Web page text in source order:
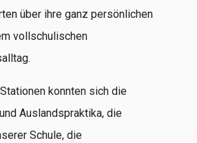
über ihre ganz persönlichen
vollschulischen
konnten sich die
Auslandspraktika, die
Schule, die